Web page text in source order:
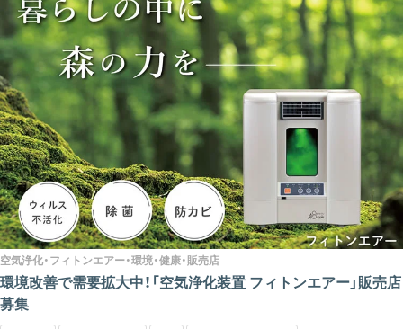
空気浄化・フィトンエアー・環境・健康・販売店
環境改善で需要拡大中！「空気浄化装置 フィトンエアー」販売店
募集